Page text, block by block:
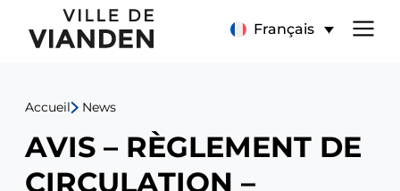
AVIS
RÈGLEMENT
DE
CIRCULATION
Français
Menu
navigation
principal
Accueil News
AVIS – RÈGLEMENT DE
CIRCULATION –